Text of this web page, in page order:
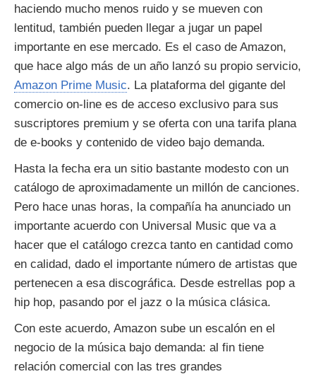
haciendo mucho menos ruido y se mueven con
lentitud, también pueden llegar a jugar un papel
importante en ese mercado. Es el caso de Amazon,
que hace algo más de un año lanzó su propio servicio,
Amazon Prime Music. La plataforma del gigante del
comercio on-line es de acceso exclusivo para sus
suscriptores premium y se oferta con una tarifa plana
de e-books y contenido de video bajo demanda.
Hasta la fecha era un sitio bastante modesto con un
catálogo de aproximadamente un millón de canciones.
Pero hace unas horas, la compañía ha anunciado un
importante acuerdo con Universal Music que va a
hacer que el catálogo crezca tanto en cantidad como
en calidad, dado el importante número de artistas que
pertenecen a esa discográfica. Desde estrellas pop a
hip hop, pasando por el jazz o la música clásica.
Con este acuerdo, Amazon sube un escalón en el
negocio de la música bajo demanda: al fin tiene
relación comercial con las tres grandes